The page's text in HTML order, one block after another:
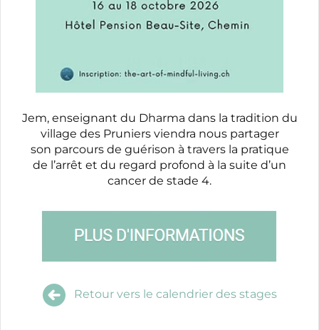
Jem, enseignant du Dharma dans la tradition du
village des Pruniers viendra nous partager
son parcours de guérison à travers la pratique
de l’arrêt et du regard profond à la suite d’un
cancer de stade 4.
Retour vers le calendrier des stages